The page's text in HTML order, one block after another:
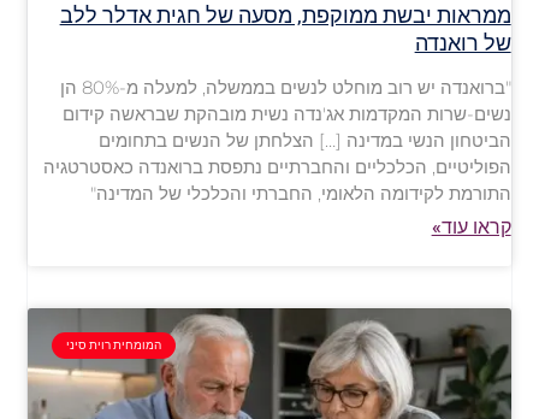
ממראות יבשת ממוקפת, מסעה של חגית אדלר ללב
של רואנדה
"ברואנדה יש רוב מוחלט לנשים בממשלה, למעלה מ-80% הן
נשים-שרות המקדמות אג'נדה נשית מובהקת שבראשה קידום
הביטחון הנשי במדינה […] הצלחתן של הנשים בתחומים
הפוליטיים, הכלכליים והחברתיים נתפסת ברואנדה כאסטרטגיה
התורמת לקידומה הלאומי, החברתי והכלכלי של המדינה"
קראו עוד»
המומחית רוית סיני